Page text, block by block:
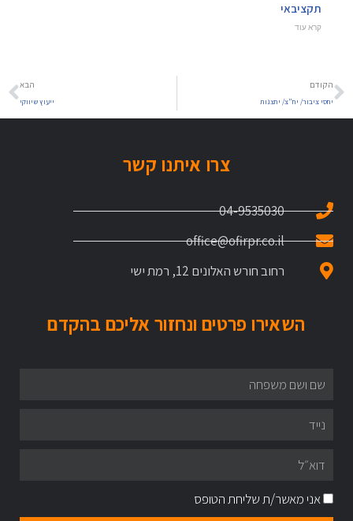
תקציבאי
קרא עוד
הקודם
יחסי ציבור/ יח"צ/ יחצנות
הבא
ייעוץ שיווקי
צרו איתנו קשר
04-9535030
office@ofirpr.co.il
רחוב חורש האלונים 12, רמת ישי
השאירו פרטים ונחזור אליכם בהקדם
אני מאשר/ת שליחת הטופס